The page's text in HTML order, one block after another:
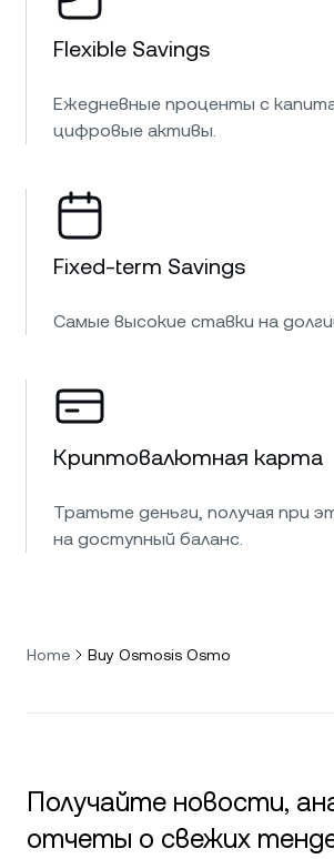
Flexible Savings
Ежедневные проценты с
цифровые активы.
Fixed-term Savings
Самые высокие ставки на
Криптовалютная карта
Тратьте деньги, получая при
на доступный баланс.
Home Buy Osmosis Osmo
Получайте новости,
отчеты о свежих